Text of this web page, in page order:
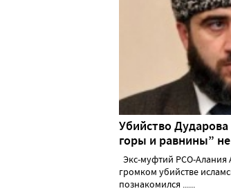
Убийство Дударова
горы и равнины”
Экс-муфтий РСО-Алания
громком убийстве
познакомился ......